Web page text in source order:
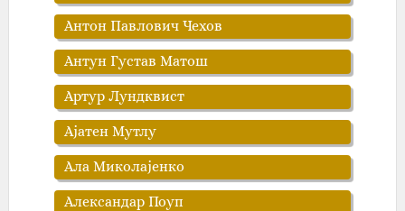
Антон Павлович Чехов
Антун Густав Матош
Артур Лундквист
Аjaтен Мутлу
Ала Миколајенко
Александар Поуп